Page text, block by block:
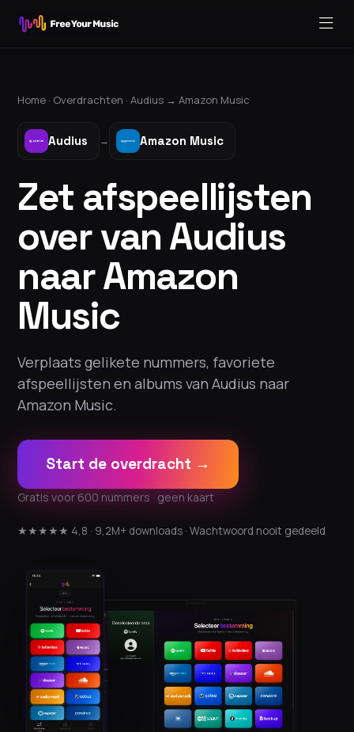
Home · Overdrachten · Audius → Amazon Music
Audius → Amazon Music
Zet afspeellijsten
over van Audius
naar Amazon
Music
Verplaats gelikete nummers, favoriete
afspeellijsten en albums van Audius naar
Amazon Music.
Start de overdracht →
Gratis voor 600 nummers · geen kaart
★★★★★ 4,8 · 9,2M+ downloads · Wachtwoord nooit gedeeld